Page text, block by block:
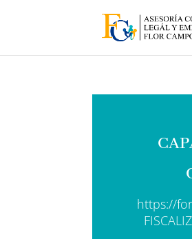
https://